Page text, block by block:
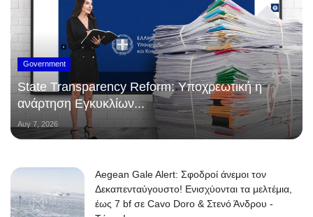
Government
State Transparency Reform: Υποχρεωτική η
ανάρτηση Εγκυκλίων...
Αυγ 7, 2026
Aegean Gale Alert: Σφοδροί άνεμοι τον
Δεκαπενταύγουστο! Ενισχύονται τα μελτέμια,
έως 7 bf σε Cavo Doro & Στενό Άνδρου -